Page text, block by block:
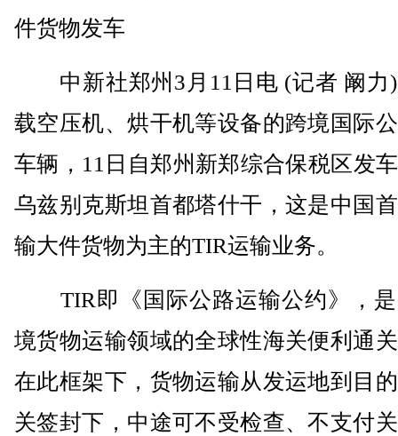
件货物发车
中新社郑州3月11日电 (记者 阚力)
载空压机、烘干机等设备的跨境国际
车辆，11日自郑州新郑综合保税区发
乌兹别克斯坦首都塔什干，这是中国
输大件货物为主的TIR运输业务。
TIR即《国际公路运输公约》，是
境货物运输领域的全球性海关便利通
在此框架下，货物运输从发运地到目
关签封下，中途可不受检查、不支付